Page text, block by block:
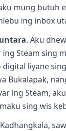
mung butuh
ing inbox
. Aku
Steam sing
liyane
Bukalapak,
ing Steam,
sing wis